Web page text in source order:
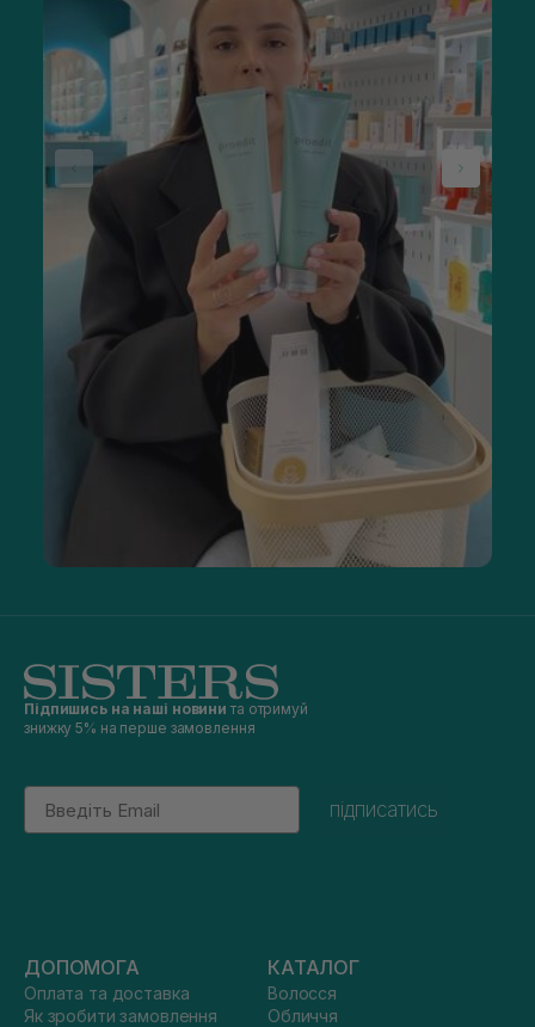
Підпишись на наші новини та отримуй
знижку 5% на перше замовлення
Email
підписатись
ДОПОМОГА
Оплата та доставка
Як зробити замовлення
КАТАЛОГ
Волосся
Обличчя